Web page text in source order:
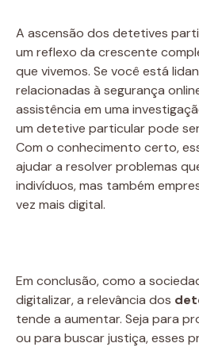
A ascensão dos detetives
um reflexo da crescente
que vivemos. Se você está
relacionadas à segurança
assistência em uma
um detetive particular pode
Com o conhecimento certo,
ajudar a resolver problemas
indivíduos, mas também
vez mais digital.
Em conclusão, como a
digitalizar, a relevância dos
tende a aumentar. Seja para
ou para buscar justiça, esses